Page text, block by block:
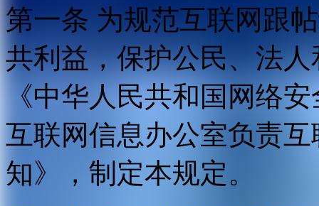
第一条 为规范互联网跟
共利益，保护公民、法
《中华人民共和国网络
互联网信息办公室负责
知》，制定本规定。